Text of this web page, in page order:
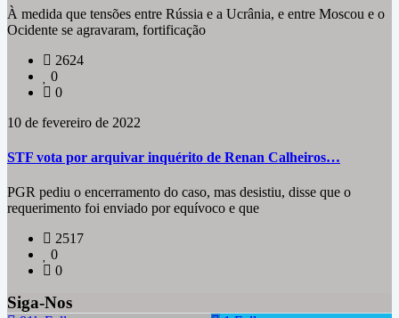
À medida que tensões entre Rússia e a Ucrânia, e entre Moscou e o
Ocidente se agravaram, fortificação
2624
0
0
10 de fevereiro de 2022
STF vota por arquivar inquérito de Renan Calheiros…
PGR pediu o encerramento do caso, mas desistiu, disse que o
requerimento foi enviado por equívoco e que
2517
0
0
Siga-Nos